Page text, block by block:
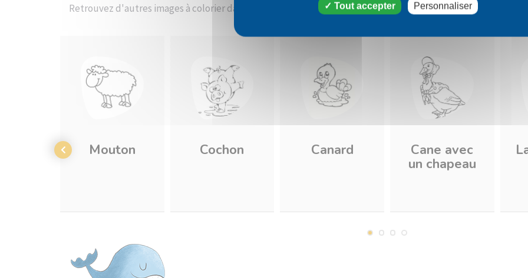
Retrouvez d'autres images à colorier dans la catégorie dessin Ferme
Mouton Cochon Canard
Cane avec
un chapeau
Tout accepter Personnaliser